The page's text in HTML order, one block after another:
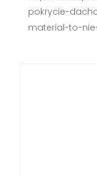
pokrycie-
material-to-